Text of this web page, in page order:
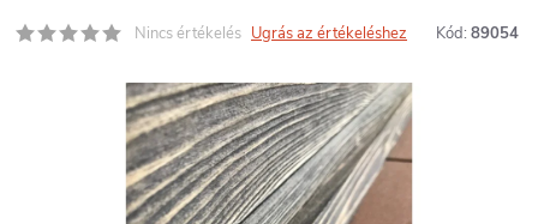
Nincs értékelés Ugrás az értékeléshez Kód: 89054